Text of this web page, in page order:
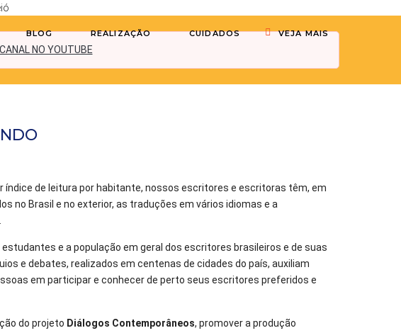
BLOG REALIZAÇÃO CUIDADOS VEJA MAIS
NO YOUTUBE
índice de leitura por habitante, nossos escritores e escritoras têm, em
no Brasil e no exterior, as traduções em vários idiomas e a
e a população em geral dos escritores brasileiros e de suas
e debates, realizados em centenas de cidades do país, auxiliam
em participar e conhecer de perto seus escritores preferidos e
do projeto Diálogos Contemporâneos, promover a produção